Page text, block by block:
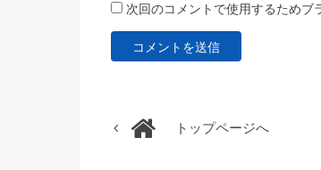
次回のコメントで使用するためブ
トップページへ